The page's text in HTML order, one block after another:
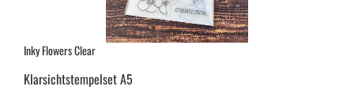
Inky Flowers Clear
Klarsichtstempelset A5